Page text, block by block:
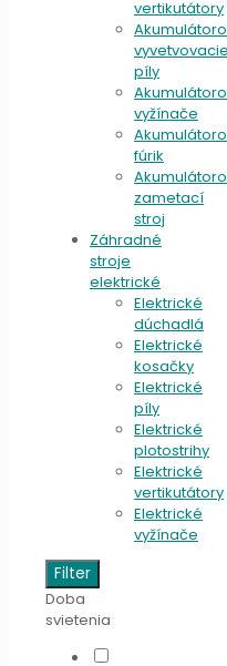
vertikutátory
vyvetvovacie
píly
vyžínače
fúrik
zametací
stroj
Záhradné
stroje
elektrické
Elektrické
dúchadlá
Elektrické
kosačky
Elektrické
píly
Elektrické
plotostrihy
Elektrické
vertikutátory
Elektrické
vyžínače
Filter
Doba
svietenia